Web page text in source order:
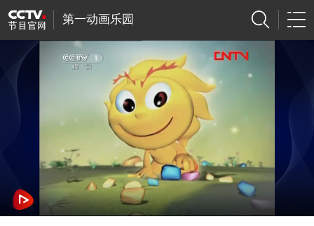
第一动画乐园